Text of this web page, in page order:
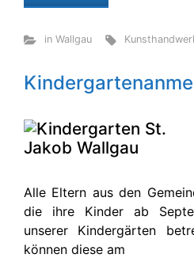
in Wallgau
Alle Eltern aus den
die ihre Kinder ab
unserer Kindergärten
können diese am